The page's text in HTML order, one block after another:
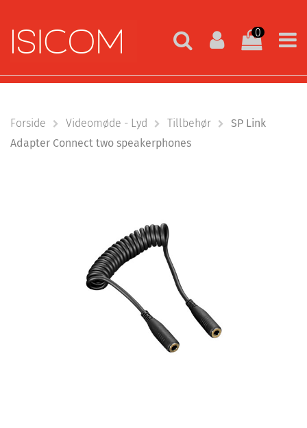
0
Forside Videomøde - Lyd Tillbehør
SP Link
Adapter Connect two speakerphones